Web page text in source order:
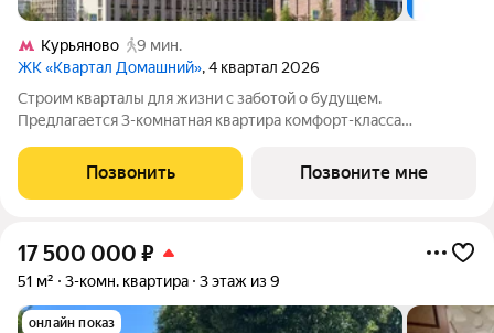
Курьяново
9 мин.
ЖК «Квартал Домашний», 4 квартал 2026
Строим кварталы для жизни с заботой о будущем.
Предлагается 3-комнатная квартира комфорт-класса
этаже, в жилом комплексе "Квартал Домашний".Застройщик
сдает квартиры с отделкой в нескольких
Позвонить Позвоните мне
17 500 000 ₽
51 м² 3-комн. квартира 3 этаж из 9
онлайн показ